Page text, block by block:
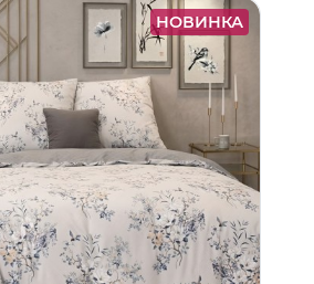
НОВИНКА